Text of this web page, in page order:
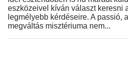
eszközeivel kíván választ keresni
legmélyebb kérdéseire. A passió,
megváltás misztériuma nem...